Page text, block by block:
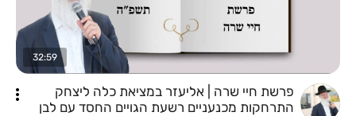
32:59
פרשת חיי שרה | אליעזר במציאת כלה ליצחק
התרחקות מכנעניים רשעת הגויים החסד עם לבן